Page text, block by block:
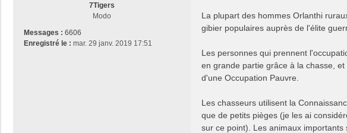
7Tigers
Modo
Messages : 6606
Enregistré le : mar. 29 janv. 2019 17:51
La plupart des hommes Orlanthi
gibier populaires auprès de l'élite
Les personnes qui prennent
en grande partie grâce à la chasse,
d'une Occupation Pauvre.
Les chasseurs utilisent la
que de petits pièges (je les ai
sur ce point). Les animaux importants